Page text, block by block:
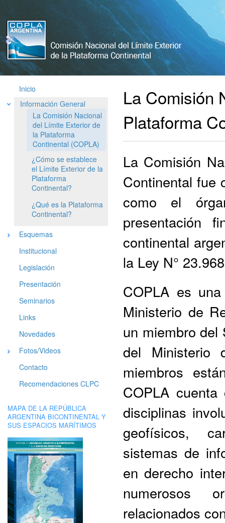
Comisión
Nacional
del Limite
Exterior de
La
Plataforma
Argentina
Inicio
Información General
La Comisión Nacional
del Límite Exterior de
la Plataforma
Continental (COPLA)
¿Cómo se establece
el Límite Exterior de la
Plataforma
Continental?
¿Qué es la Plataforma
Continental?
Esquemas
Institucional
Legislación
Presentación
Seminarios
Links
Novedades
Fotos/Videos
Contacto
Recomendaciones CLPC
MAPA DE LA REPÚBLICA
ARGENTINA BICONTINENTAL Y
SUS ESPACIOS MARÍTIMOS
La Comisión
Plataforma
La Comisión
Continental fue
como el
presentación
continental
la Ley N°
COPLA es
Ministerio de
un miembro del
del Ministerio
miembros
COPLA
disciplinas
geofísicos,
sistemas de
en derecho
numerosos
relacionados